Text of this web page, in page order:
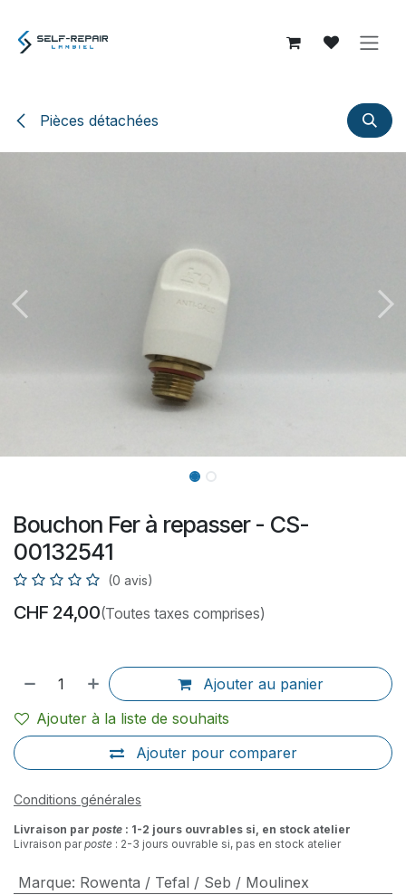
Pièces détachées
Bouchon Fer à repasser - CS-
00132541
(0 avis)
CHF 24,00(Toutes taxes comprises)
Ajouter au panier
Ajouter pour comparer
Ajouter à la liste de souhaits
Conditions générales
Livraison par poste : 1-2 jours ouvrables si, en stock atelier
Livraison parposte : 2-3 jours ouvrable si, pas en stock atelier
Marque: Rowenta / Tefal / Seb / Moulinex